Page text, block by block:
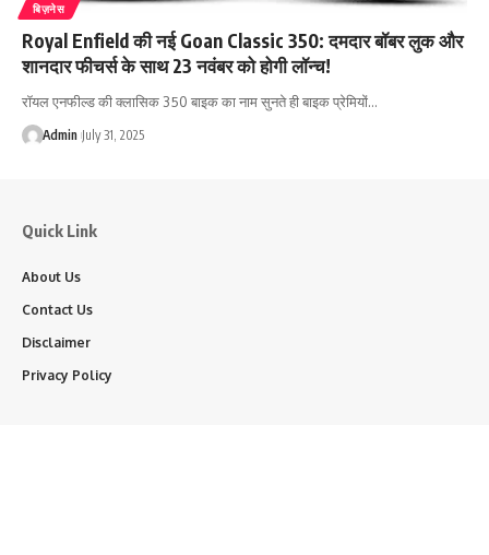
बिज़नेस
Royal Enfield की नई Goan Classic 350: दमदार बॉबर लुक और
शानदार फीचर्स के साथ 23 नवंबर को होगी लॉन्च!
रॉयल एनफील्ड की क्लासिक 350 बाइक का नाम सुनते ही बाइक प्रेमियों…
Admin July 31, 2025
Quick Link
About Us
Contact Us
Disclaimer
Privacy Policy